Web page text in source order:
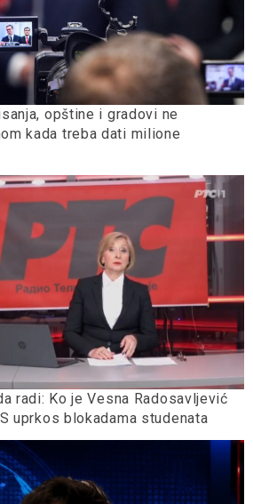
opštine i gradovi ne
kada treba dati milione
radi: Ko je Vesna Radosavljević
uprkos blokadama studenata